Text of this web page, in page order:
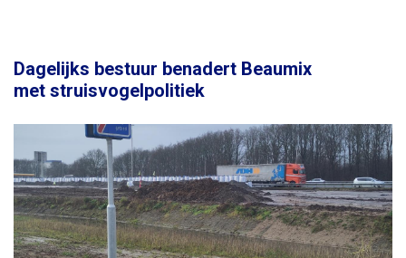
Dagelijks bestuur benadert Beaumix
met struisvogelpolitiek